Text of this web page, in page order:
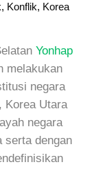
, Konflik, Korea
Yonhap
melakukan
negara
Korea Utara
negara
serta dengan